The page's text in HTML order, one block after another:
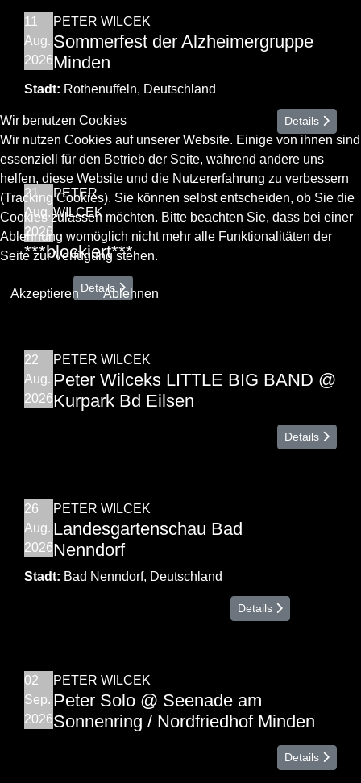
11
Aug.
2026
PETER WILCEK
Sommerfest der Alzheimergruppe
Minden
Stadt: Rothenuffeln, Deutschland
Details
21
Aug.
2026
PETER
WILCEK
***blockiert***
Details
22
Aug.
2026
PETER WILCEK
Peter Wilceks LITTLE BIG BAND @
Kurpark Bd Eilsen
Details
26
Aug.
2026
PETER WILCEK
Landesgartenschau Bad
Nenndorf
Stadt: Bad Nenndorf, Deutschland
Details
02
Sep.
2026
PETER WILCEK
Peter Solo @ Seenade am
Sonnenring / Nordfriedhof Minden
Details
Wir benutzen Cookies
Wir nutzen Cookies auf unserer Website. Einige von ihnen sind
essenziell für den Betrieb der Seite, während andere uns
helfen, diese Website und die Nutzererfahrung zu verbessern
(Tracking Cookies). Sie können selbst entscheiden, ob Sie die
Cookies zulassen möchten. Bitte beachten Sie, dass bei einer
Ablehnung womöglich nicht mehr alle Funktionalitäten der
Seite zur Verfügung stehen.
Akzeptieren Ablehnen